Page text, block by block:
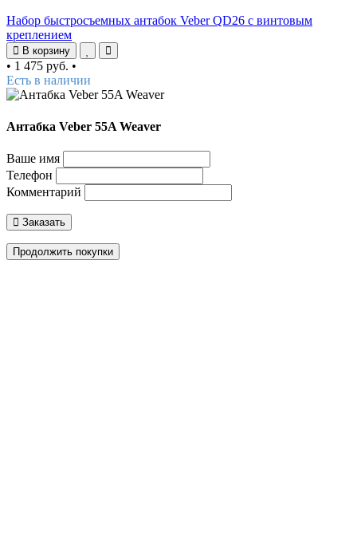
Набор быстросъемных антабок Veber QD26 с винтовым
креплением
В корзину
• 1 475 руб. •
Есть в наличии
Антабка Veber 55A Weaver
Ваше имя
Телефон
Комментарий
Заказать
Продолжить покупки